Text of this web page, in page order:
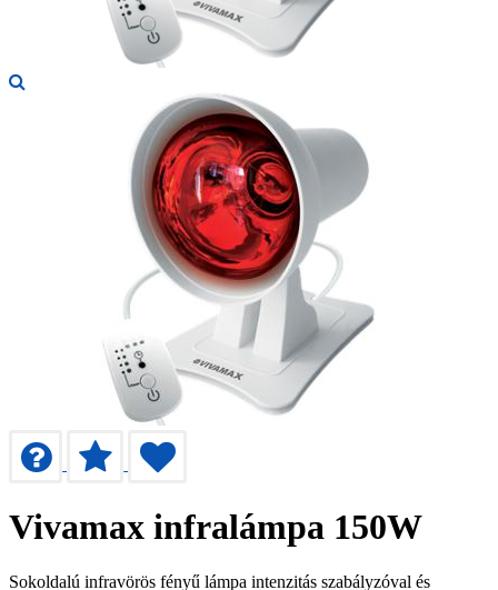
Vivamax infralámpa 150W
Sokoldalú infravörös fényű lámpa intenzitás szabályzóval és